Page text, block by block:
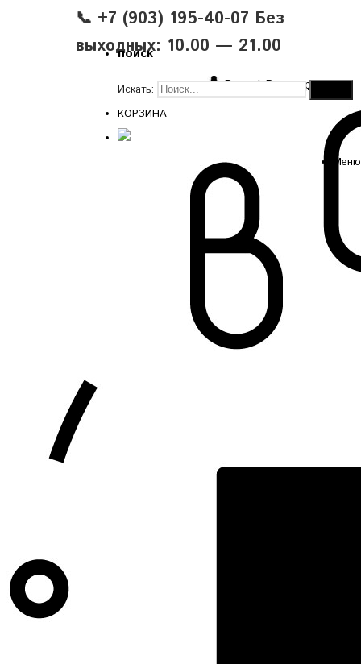
📞 +7 (903) 195-40-07 Без
выходных: 10.00 — 21.00
Вход|Регистрация
поиск
Искать:
КОРЗИНА
Меню